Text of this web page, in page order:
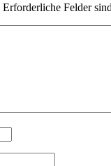
Erforderliche Felder